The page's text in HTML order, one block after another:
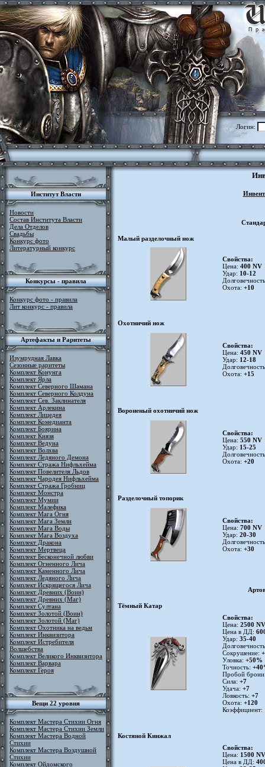
Логин:
Институт Власти
Новости
Состав Института Власти
Дела Отделов
Свадьбы
Конкурс фото
Литературный конкурс
Конкурсы - правила
Конкурс фото - правила
Лит конкурс - правила
Артефакты и Раритеты
Изумрудная Лавка
Сезонные раритеты
Комплект Конунга
Комплект Ярла
Комплект Северного Шамана
Комплект Северного Колдуна
Комплект Сев. Заклинателя
Комплект Арлекина
Комплект Лицедея
Комплект Комедианта
Комплект Боярина
Комплект Князя
Комплект Ведуна
Комплект Волхва
Комплект Ледяного Демона
Комплект Стража Нифльхейма
Комплект Повелителя Льдов
Комплект Чародея Нифльхейма
Комплект Стража Гробниц
Комплект Монстра
Комплект Мумии
Комплект Малефика
Комплект Мага Огня
Комплект Мага Земли
Комплект Мага Воды
Комплект Мага Воздуха
Комплект Дракона
Комплект Мертвеца
Комплект Бесконечной любви
Комплект Огненного Лича
Комплект Каменного Лича
Комплект Ледяного Лича
Комплект Искрящегося Лича
Комплект Древних (Воин)
Комплект Древних (Маг)
Комплект Султана
Комплект Золотой (Воин)
Комплект Золотой (Маг)
Комплект Охотника на ведьм
Комплект Инквизитора
Комплект Истребителя
Волшебства
Комплект Великого Инквизитора
Комплект Варвара
Комплект Героя
Вещи 22 уровня
Комплект Мастера Стихии Огня
Комплект Мастера Стихии Земли
Комплект Мастера Водной
Стихии
Комплект Мастера Воздушной
Стихии
Комплект Ойдомского
Малый разделочный нож
Свойства:
Цена: 400 NV
Удар: 10-12
Охота: +10
Охотничий нож
Свойства:
Цена: 450 NV
Удар: 12-18
Охота: +15
Вороненый охотничий нож
Свойства:
Цена: 550 NV
Удар: 15-25
Охота: +20
Разделочный топорик
Свойства:
Цена: 700 NV
Удар: 20-30
Охота: +30
Тёмный Катар
Свойства:
Цена: 2500 NV
Цена в ДД:
Удар: 35-40
Сокрушение:
Уловка: +50%
Точность:
Пробой
Сила: +7
Удача: +7
Ловкость: +7
Охота: +120
Коэффициент:
Костяной Кинжал
Свойства:
Цена: 1500 NV
Цена в ДД: